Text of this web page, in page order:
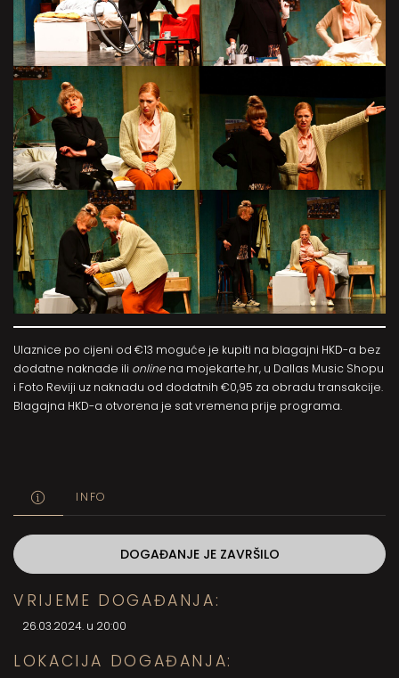
Ulaznice po cijeni od €13 moguće je kupiti na blagajni HKD-a bez
dodatne naknade ili online na mojekarte.hr, u Dallas Music Shopu
i Foto Reviji uz naknadu od dodatnih €0,95 za obradu transakcije.
Blagajna HKD-a otvorena je sat vremena prije programa.
INFO
DOGAĐANJE JE ZAVRŠILO
VRIJEME DOGAĐANJA:
26.03.2024. u 20:00
LOKACIJA DOGAĐANJA: